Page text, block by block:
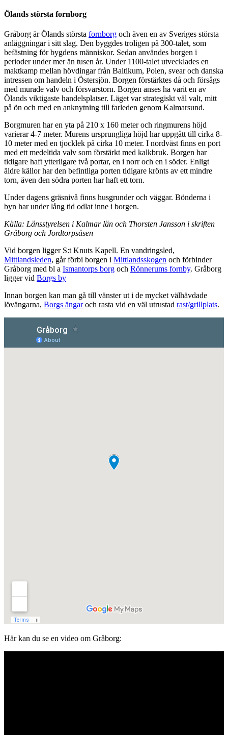
Ölands största fornborg
Gråborg är Ölands största fornborg och även en av Sveriges största
anläggningar i sitt slag. Den byggdes troligen på 300-talet, som
befästning för bygdens människor. Sedan användes borgen i
perioder under mer än tusen år. Under 1100-talet utvecklades en
maktkamp mellan hövdingar från Baltikum, Polen, svear och danska
intressen om handeln i Östersjön. Borgen förstärktes då och försågs
med murade valv och försvarstorn. Borgen anses ha varit en av
Ölands viktigaste handelsplatser. Läget var strategiskt väl valt, mitt
på ön och med en anknytning till farleden genom Kalmarsund.
Borgmuren har en yta på 210 x 160 meter och ringmurens höjd
varierar 4-7 meter. Murens ursprungliga höjd har uppgått till cirka 8-
10 meter med en tjocklek på cirka 10 meter. I nordväst finns en port
med ett medeltida valv som förstärkt med kalkbruk. Borgen har
tidigare haft ytterligare två portar, en i norr och en i söder. Enligt
äldre källor har den befintliga porten tidigare krönts av ett mindre
torn, även den södra porten har haft ett torn.
Under dagens gräsnivå finns husgrunder och väggar. Bönderna i
byn har under lång tid odlat inne i borgen.
Källa: Länsstyrelsen i Kalmar län och Thorsten Jansson i skriften
Gråborg och Jordtorpsåsen
Vid borgen ligger S:t Knuts Kapell. En vandringsled,
Mittlandsleden, går förbi borgen i Mittlandsskogen och förbinder
Gråborg med bl a Ismantorps borg och Rönnerums fornby. Gråborg
ligger vid Borgs by
Innan borgen kan man gå till vänster ut i de mycket välhävdade
lövängarna, Borgs ängaroch rasta vid en väl utrustad rast/grillplats.
Här kan du se en video om Gråborg: